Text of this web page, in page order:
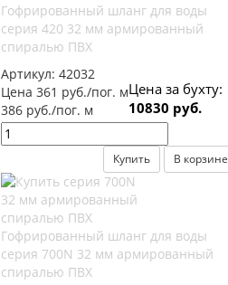
Гофрированный шланг для воды
серия 420 32 мм армированный
спиралью ПВХ
Артикул: 42032
Цена 361 руб./пог. м
386 руб./пог. м
Цена за бухту:
10830 руб.
Купить В корзине
Гофрированный шланг для воды
серия 700N 32 мм армированный
спиралью ПВХ